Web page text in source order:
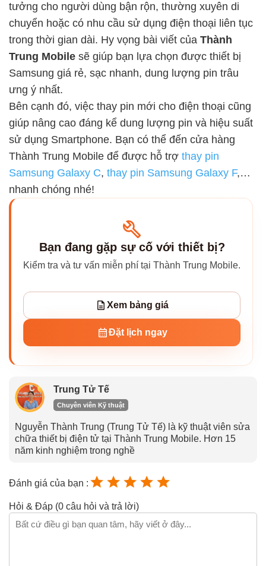
tưởng cho người dùng bận rộn, thường xuyên di
chuyển hoặc có nhu cầu sử dụng điện thoại liên tục
trong thời gian dài. Hy vọng bài viết của Thành
Trung Mobile sẽ giúp bạn lựa chọn được thiết bị
Samsung giá rẻ, sạc nhanh, dung lượng pin trâu
ưng ý nhất.
Bên cạnh đó, việc thay pin mới cho điện thoại cũng
giúp nâng cao đáng kể dung lượng pin và hiệu suất
sử dụng Smartphone. Bạn có thể đến cửa hàng
Thành Trung Mobile để được hỗ trợ thay pin
Samsung Galaxy C, thay pin Samsung Galaxy F,…
nhanh chóng nhé!
Bạn đang gặp sự cố với thiết bị?
Kiểm tra và tư vấn miễn phí tại Thành Trung Mobile.
Xem bảng giá
Đặt lịch ngay
Trung Tử Tế
Chuyên viên Kỹ thuật
Nguyễn Thành Trung (Trung Tử Tế) là kỹ thuật viên sửa
chữa thiết bị điện tử tại Thành Trung Mobile. Hơn 15
năm kinh nghiệm trong nghề
Đánh giá của bạn :
Hỏi & Đáp (0 câu hỏi và trả lời)